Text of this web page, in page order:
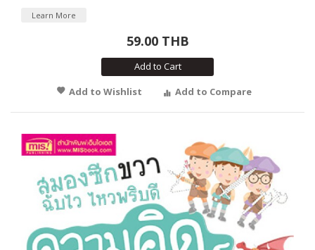
Learn More
59.00 THB
Add to Cart
Add to Wishlist
Add to Compare